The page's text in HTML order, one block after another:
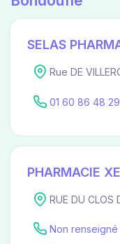
SELAS
Rue DE
01 60 86 48 29
PHARMACIE
RUE DU CLOS
Non renseigné